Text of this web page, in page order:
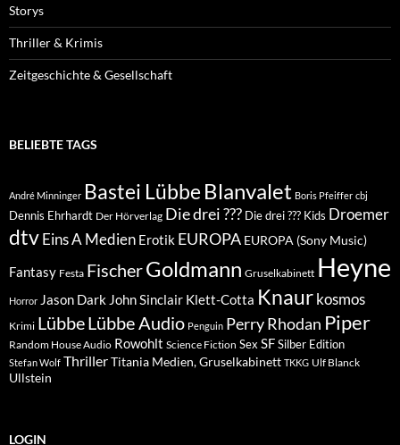
Storys
Thriller & Krimis
Zeitgeschichte & Gesellschaft
BELIEBTE TAGS
André Minninger Bastei Lübbe Blanvalet Boris Pfeiffer cbj
Dennis Ehrhardt Der Hörverlag Die drei ??? Die drei ??? Kids Droemer
dtvEins A Medien Erotik EUROPA EUROPA (Sony Music)
Fantasy Festa FischerGoldmann Gruselkabinett Heyne
Horror Jason Dark John Sinclair Klett-Cotta Knaur kosmos
Krimi LübbeLübbe Audio Penguin Perry Rhodan Piper
Random House Audio Rowohlt Science Fiction Sex SFSilber Edition
Stefan Wolf ThrillerTitania Medien, Gruselkabinett TKKG Ulf Blanck
Ullstein
LOGIN